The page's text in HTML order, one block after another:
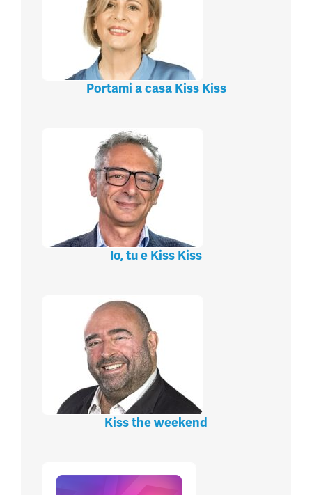
Portami a casa Kiss Kiss
Io, tu e Kiss Kiss
Kiss the weekend